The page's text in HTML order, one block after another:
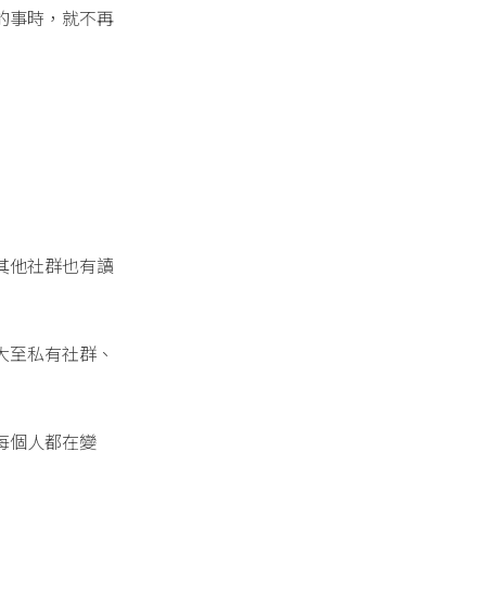
事時，就不再
他社群也有讀
私有社群、
個人都在變